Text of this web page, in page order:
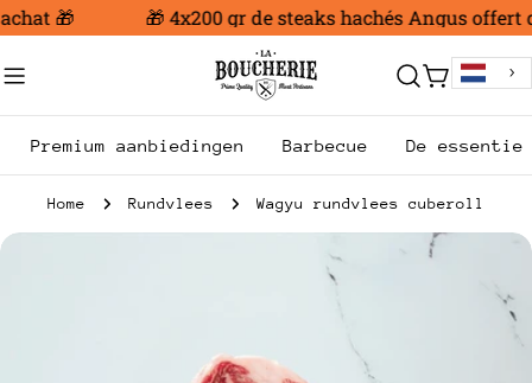
Ga
inhoud
🎁 🎁 4x200 gr de steaks hachés Angus offert
Trolley
Premium aanbiedingen Barbecue De essentie
Home Rundvlees Wagyu rundvlees cuberoll
Ga